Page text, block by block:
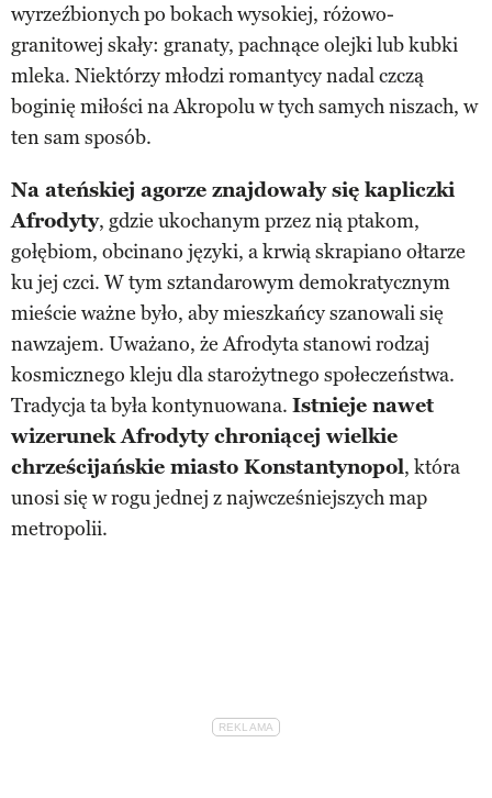
wyrzeźbionych po bokach wysokiej, różowo-
granitowej skały: granaty, pachnące olejki lub kubki
mleka. Niektórzy młodzi romantycy nadal czczą
boginię miłości na Akropolu w tych samych niszach, w
ten sam sposób.
Na ateńskiej agorze znajdowały się kapliczki
Afrodyty, gdzie ukochanym przez nią ptakom,
gołębiom, obcinano języki, a krwią skrapiano ołtarze
ku jej czci. W tym sztandarowym demokratycznym
mieście ważne było, aby mieszkańcy szanowali się
nawzajem. Uważano, że Afrodyta stanowi rodzaj
kosmicznego kleju dla starożytnego społeczeństwa.
Tradycja ta była kontynuowana. Istnieje nawet
wizerunek Afrodyty chroniącej wielkie
chrześcijańskie miasto Konstantynopol, która
unosi się w rogu jednej z najwcześniejszych map
metropolii.